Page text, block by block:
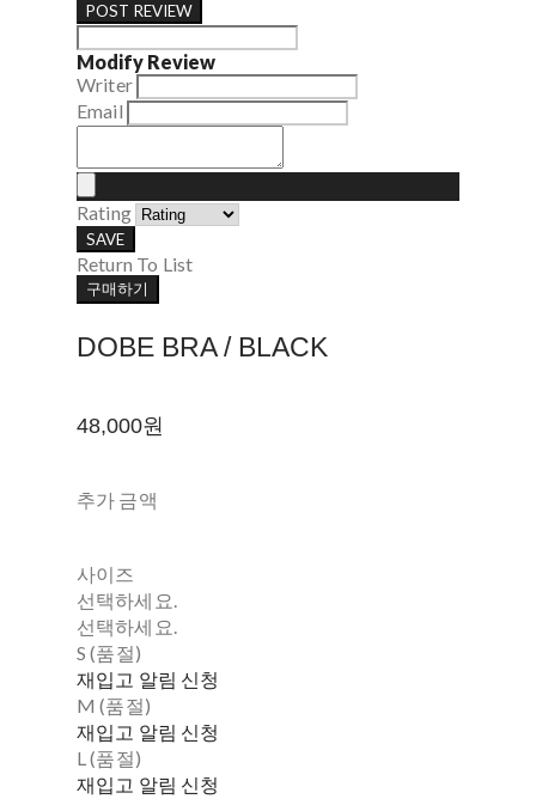
POST REVIEW
Modify Review
Writer
Email
Rating
SAVE
Return To List
구매하기
DOBE BRA / BLACK
48,000원
추가 금액
사이즈
선택하세요.
선택하세요.
S (품절)
재입고 알림 신청
M (품절)
재입고 알림 신청
L (품절)
재입고 알림 신청